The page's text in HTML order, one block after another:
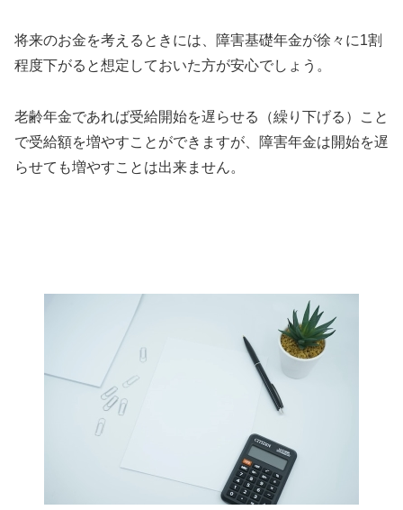
将来のお金を考えるときには、障害基礎年金が徐々に1割
程度下がると想定しておいた方が安心でしょう。
老齢年金であれば受給開始を遅らせる（繰り下げる）こと
で受給額を増やすことができますが、障害年金は開始を遅
らせても増やすことは出来ません。